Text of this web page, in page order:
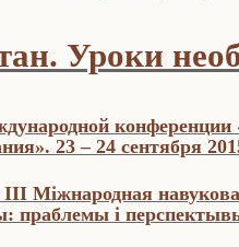
Уроки
конференции
23 – 24 сентября
III Міжнародная
праблемы і